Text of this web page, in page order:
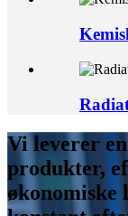
Vi leverer
produkter,
økonomiske